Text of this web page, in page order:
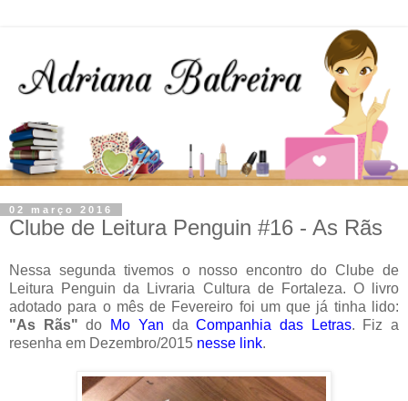
02 março 2016
Clube de Leitura Penguin #16 - As Rãs
Nessa segunda tivemos o nosso encontro do Clube de
Leitura Penguin da Livraria Cultura de Fortaleza. O livro
adotado para o mês de Fevereiro foi um que já tinha lido:
"As Rãs" do Mo Yan daCompanhia das Letras. Fiz a
resenha em Dezembro/2015 nesse link.